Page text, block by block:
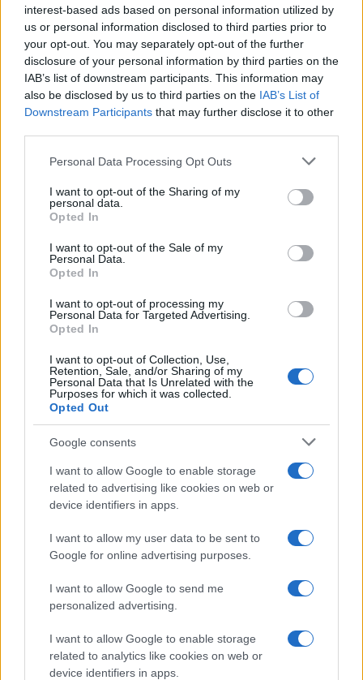
interest-based ads based on personal information utilized by
us or personal information disclosed to third parties prior to
your opt-out. You may separately opt-out of the further
disclosure of your personal information by third parties on the
IAB’s list of downstream participants. This information may
also be disclosed by us to third parties on the IAB’s List of
Downstream Participants that may further disclose it to other
Please note that this website/app uses one or more Google
not limited to your visit or usage behaviour. You may click to
grant or deny consent to Google and its third-party tags to
use your data for below specified purposes in below Google
consent section.
Personal Data Processing Opt Outs
I want to opt-out of the Sharing of my
personal data.
Opted In
I want to opt-out of the Sale of my
Personal Data.
Opted In
I want to opt-out of processing my
Personal Data for Targeted Advertising.
Opted In
I want to opt-out of Collection, Use,
Retention, Sale, and/or Sharing of my
Personal Data that Is Unrelated with the
Purposes for which it was collected.
Opted Out
Google consents
I want to allow Google to enable storage
related to advertising like cookies on web or
device identifiers in apps.
I want to allow my user data to be sent to
Google for online advertising purposes.
I want to allow Google to send me
personalized advertising.
I want to allow Google to enable storage
related to analytics like cookies on web or
device identifiers in apps.
13/01/2017 - 17:35
Εξέλιξη προγράμματος για την
εκπαίδευση των προσφύγων.
11/01/2017 - 19:47
εκπαίδευση των προσφύγων
05/01/2017 - 20:06
Συμπεράσματα ειδικής
επιστημονικής επιτροπής για τη
αποτελέσματα του PISA
04/01/2017 - 20:07
Πανεπιστημίων.
04/01/2017 - 02:33